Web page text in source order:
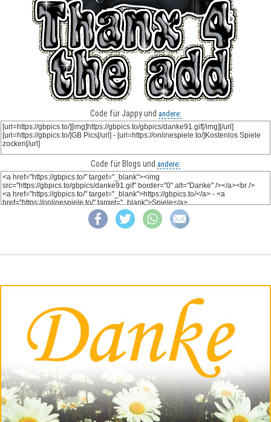
Code für Jappy und andere:
Code für Blogs und andere: